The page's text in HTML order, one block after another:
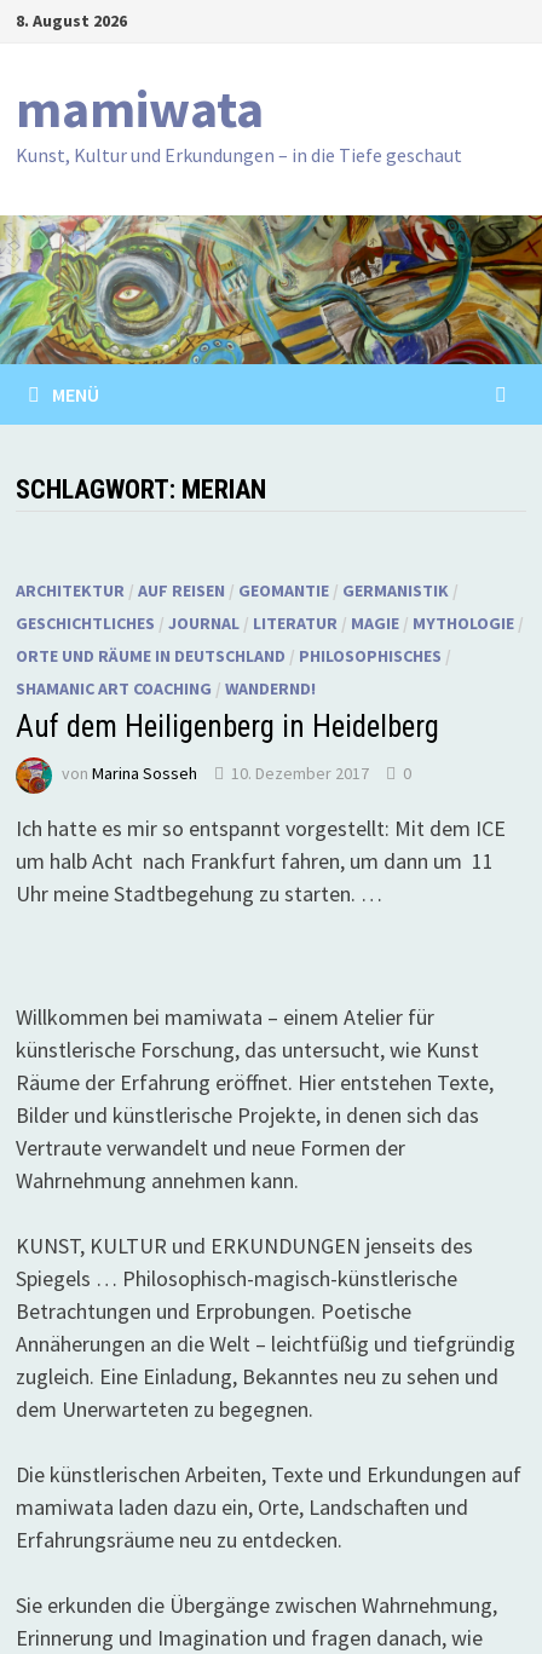
Zum8. August 2026
mamiwata
Kunst, Kultur und Erkundungen – in die Tiefe geschaut
MENÜ
SCHLAGWORT: MERIAN
ARCHITEKTUR / AUF REISEN / GEOMANTIE/ GERMANISTIK/
GESCHICHTLICHES / JOURNAL/ LITERATUR / MAGIE/ MYTHOLOGIE/
ORTE UND RÄUME IN DEUTSCHLAND / PHILOSOPHISCHES /
SHAMANIC ART COACHING / WANDERND!
Auf dem Heiligenberg in Heidelberg
von Marina Sosseh 10. Dezember 2017 0
Ich hatte es mir so entspannt vorgestellt: Mit dem ICE
um halb Acht nach Frankfurt fahren, um dann um 11
Uhr meine Stadtbegehung zu starten. …
Willkommen bei mamiwata – einem Atelier für
künstlerische Forschung, das untersucht, wie Kunst
Räume der Erfahrung eröffnet. Hier entstehen Texte,
Bilder und künstlerische Projekte, in denen sich das
Vertraute verwandelt und neue Formen der
Wahrnehmung annehmen kann.
KUNST, KULTUR und ERKUNDUNGEN jenseits des
Spiegels … Philosophisch-magisch-künstlerische
Betrachtungen und Erprobungen. Poetische
Annäherungen an die Welt – leichtfüßig und tiefgründig
zugleich. Eine Einladung, Bekanntes neu zu sehen und
dem Unerwarteten zu begegnen.
Die künstlerischen Arbeiten, Texte und Erkundungen auf
mamiwata laden dazu ein, Orte, Landschaften und
Erfahrungsräume neu zu entdecken.
Sie erkunden die Übergänge zwischen Wahrnehmung,
Erinnerung und Imagination und fragen danach, wie